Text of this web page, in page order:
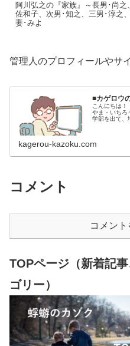
阿川弘之の『家族』～長男･尚之
佐和子、次男･知之、三男･淳之
妻･みよ
管理人のプロフィールやサ
■カゲロウ
こんにちは
やま・いちろ
学部を出て、
kagerou-kazoku.com
コメント
コメン
TOPページ（新着記
ゴリー）